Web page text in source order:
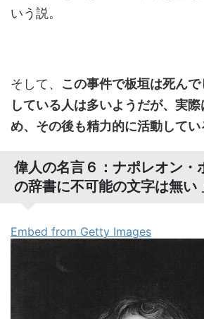
いう説。
そして、 この事件で板垣は死ん
している人は多いようだが、実
め、その後も精力的に活動してい
偉人の名言６：ナポレオン・
の辞書に不可能の文字は無い
Embed from Getty Images